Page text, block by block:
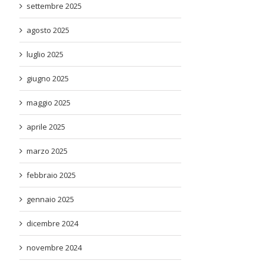
settembre 2025
agosto 2025
luglio 2025
giugno 2025
maggio 2025
aprile 2025
marzo 2025
febbraio 2025
gennaio 2025
dicembre 2024
novembre 2024